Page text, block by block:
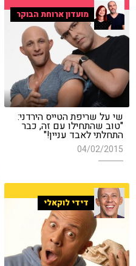
מועדון ארוחת הבוקר
שי על שריפת הטייס הירדני:
"טוב שהתחילו עם זה, כבר
התחלתי לאבד עניין!"
04/02/2015
דידי לוקאלי